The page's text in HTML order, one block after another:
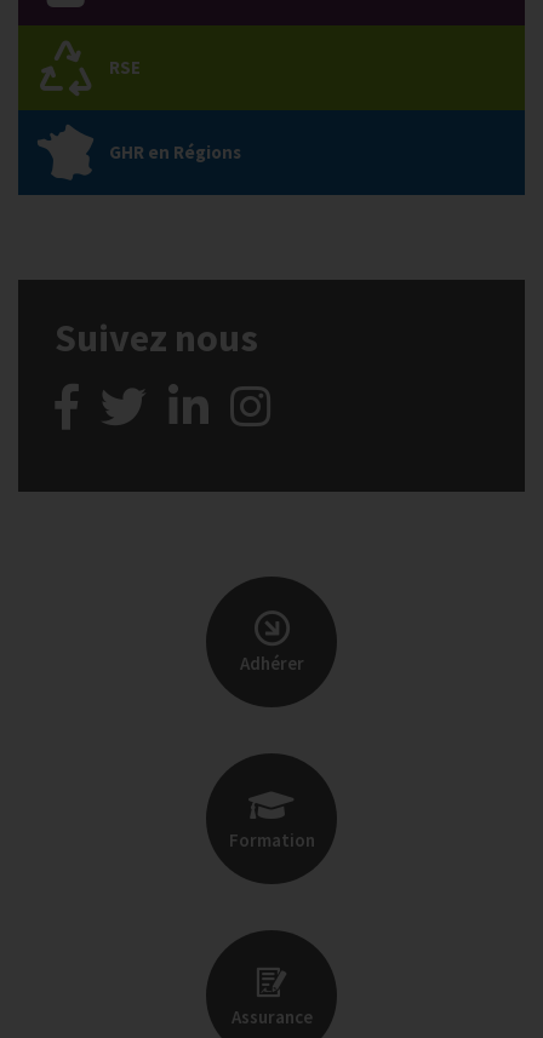
RSE
GHR en Régions
Suivez nous
Adhérer
Formation
Assurance